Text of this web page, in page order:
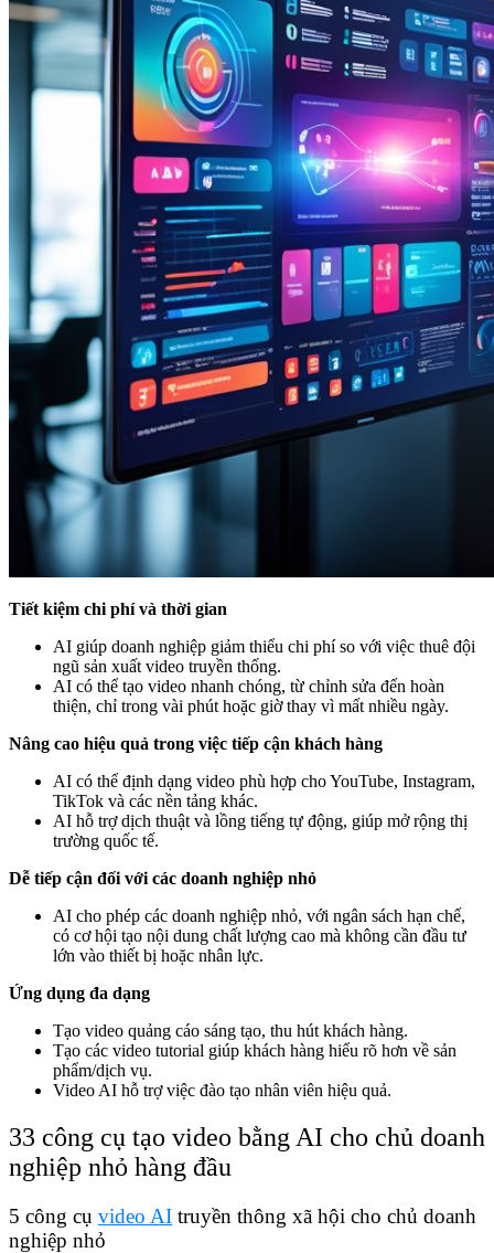
Tiết kiệm chi phí và thời gian
AI giúp doanh nghiệp giảm thiểu chi phí so với việc thuê đội
ngũ sản xuất video truyền thống.
AI có thể tạo video nhanh chóng, từ chỉnh sửa đến hoàn
thiện, chỉ trong vài phút hoặc giờ thay vì mất nhiều ngày.
Nâng cao hiệu quả trong việc tiếp cận khách hàng
AI có thể định dạng video phù hợp cho YouTube, Instagram,
TikTok và các nền tảng khác.
AI hỗ trợ dịch thuật và lồng tiếng tự động, giúp mở rộng thị
trường quốc tế.
Dễ tiếp cận đối với các doanh nghiệp nhỏ
AI cho phép các doanh nghiệp nhỏ, với ngân sách hạn chế,
có cơ hội tạo nội dung chất lượng cao mà không cần đầu tư
lớn vào thiết bị hoặc nhân lực.
Ứng dụng đa dạng
Tạo video quảng cáo sáng tạo, thu hút khách hàng.
Tạo các video tutorial giúp khách hàng hiểu rõ hơn về sản
phẩm/dịch vụ.
Video AI hỗ trợ việc đào tạo nhân viên hiệu quả.
33 công cụ tạo video bằng AI cho chủ doanh
nghiệp nhỏ hàng đầu
5 công cụ video AI truyền thông xã hội cho chủ doanh
nghiệp nhỏ